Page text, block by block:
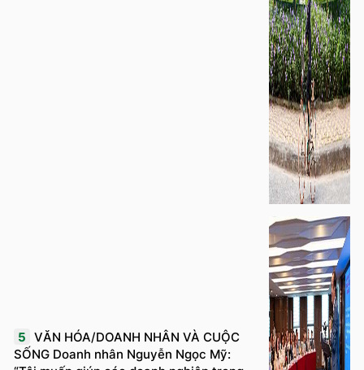
5 VĂN HÓA/DOANH NHÂN VÀ CUỘC
SỐNG Doanh nhân Nguyễn Ngọc Mỹ: